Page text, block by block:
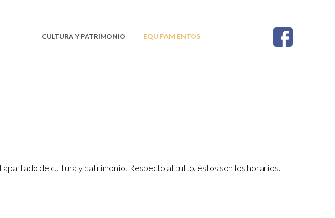
CULTURA Y PATRIMONIO EQUIPAMIENTOS
de cultura y patrimonio. Respecto al culto, éstos son los horarios.